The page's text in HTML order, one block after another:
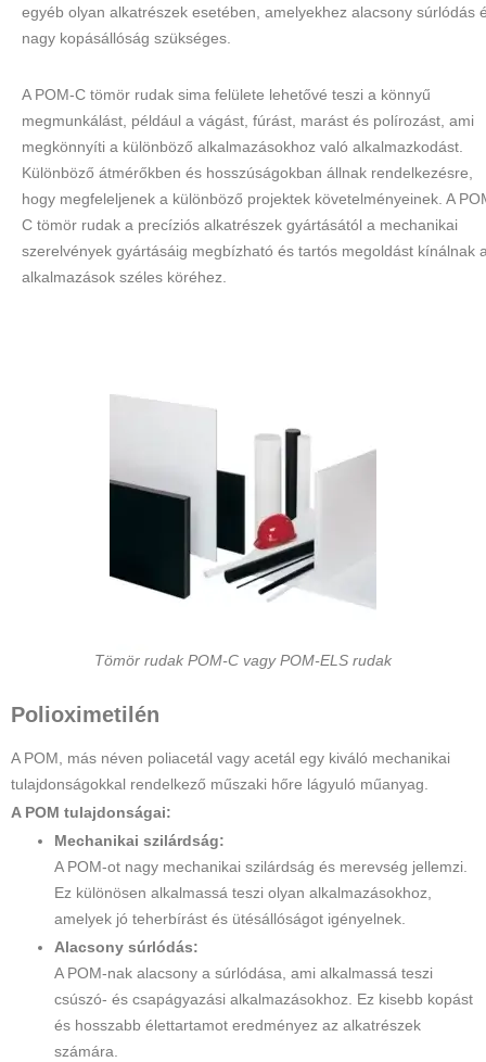
egyéb olyan alkatrészek esetében, amelyekhez alacsony súrlódás
nagy kopásállóság szükséges.
A POM-C tömör rudak sima felülete lehetővé teszi a könnyű
megmunkálást, például a vágást, fúrást, marást és polírozást, ami
megkönnyíti a különböző alkalmazásokhoz való alkalmazkodást.
Különböző átmérőkben és hosszúságokban állnak rendelkezésre,
hogy megfeleljenek a különböző projektek követelményeinek. A
C tömör rudak a precíziós alkatrészek gyártásától a mechanikai
szerelvények gyártásáig megbízható és tartós megoldást kínálnak
alkalmazások széles köréhez.
Tömör rudak POM-C vagy POM-ELS rudak
Polioximetilén
A POM, más néven poliacetál vagy acetál egy kiváló mechanikai
tulajdonságokkal rendelkező műszaki hőre lágyuló műanyag.
A POM tulajdonságai:
Mechanikai szilárdság:
A POM-ot nagy mechanikai szilárdság és merevség jellemzi.
Ez különösen alkalmassá teszi olyan alkalmazásokhoz,
amelyek jó teherbírást és ütésállóságot igényelnek.
Alacsony súrlódás:
A POM-nak alacsony a súrlódása, ami alkalmassá teszi
csúszó- és csapágyazási alkalmazásokhoz. Ez kisebb kopást
és hosszabb élettartamot eredményez az alkatrészek
számára.